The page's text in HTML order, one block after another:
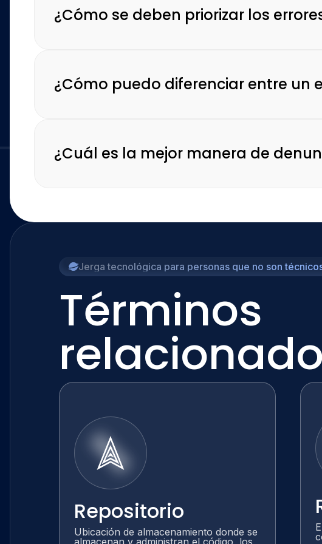
¿Cómo se deben priorizar los
¿Cómo puedo diferenciar entre un
¿Cuál es la mejor manera de
Jerga tecnológica para personas que no son
Términos
Repositorio
Ubicación de almacenamiento donde se
almacenan y administran el código, los